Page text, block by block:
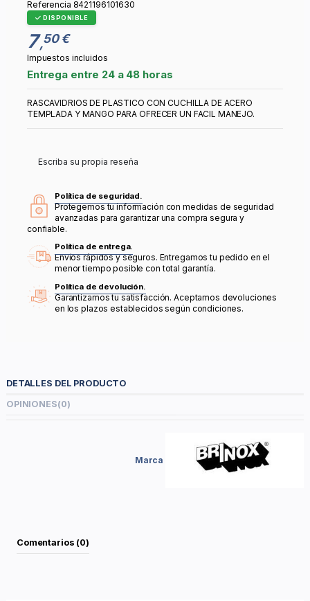
Referencia 8421196101630
DISPONIBLE
7,50 €
Impuestos incluidos
Entrega entre 24 a 48 horas
RASCAVIDRIOS DE PLASTICO CON CUCHILLA DE ACERO
TEMPLADA Y MANGO PARA OFRECER UN FACIL MANEJO.
Escriba su propia reseña
Política de seguridad.
Protegemos tu información con medidas de seguridad
avanzadas para garantizar una compra segura y
confiable.
Política de entrega.
Envíos rápidos y seguros. Entregamos tu pedido en el
menor tiempo posible con total garantía.
Política de devolución.
Garantizamos tu satisfacción. Aceptamos devoluciones
en los plazos establecidos según condiciones.
DETALLES DEL PRODUCTO
OPINIONES(0)
Marca
Comentarios (0)